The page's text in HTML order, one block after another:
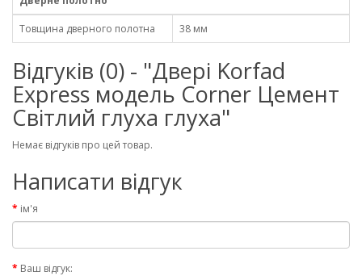
Товщина дверного полотна 38 мм
Відгуків (0) - "Двері Korfad
Express модель Corner Цемент
Світлий глуха глуха"
Немає відгуків про цей товар.
Написати відгук
ім'я
Ваш відгук: